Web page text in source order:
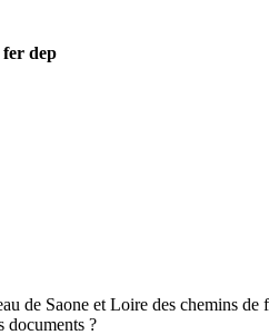
fer dep
de Saone et Loire des chemins de
documents ?